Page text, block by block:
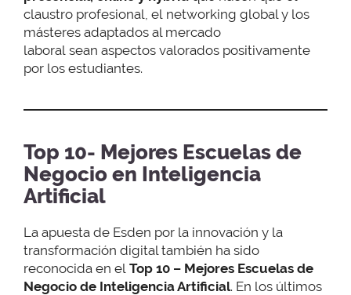
claustro profesional, el networking global y los
másteres adaptados al mercado
laboral sean aspectos valorados positivamente
por los estudiantes.
Top 10- Mejores Escuelas de
Negocio en Inteligencia
Artificial
La apuesta de Esden por la innovación y la
transformación digital también ha sido
reconocida en el Top 10 – Mejores Escuelas de
Negocio de Inteligencia Artificial. En los últimos